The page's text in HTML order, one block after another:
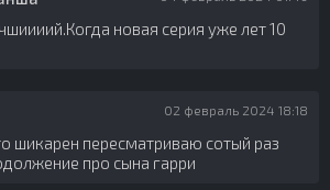
новая серия уже лет 10
02 февраль 2024 18:18
шикарен пересматриваю сотый раз
про сына гарри